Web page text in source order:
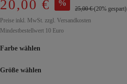
20,00 € %
25,00 €(20% gespart)
Preise inkl. MwSt. zzgl. Versandkosten
Mindestbestellwert 10 Euro
Farbe wählen
Größe wählen